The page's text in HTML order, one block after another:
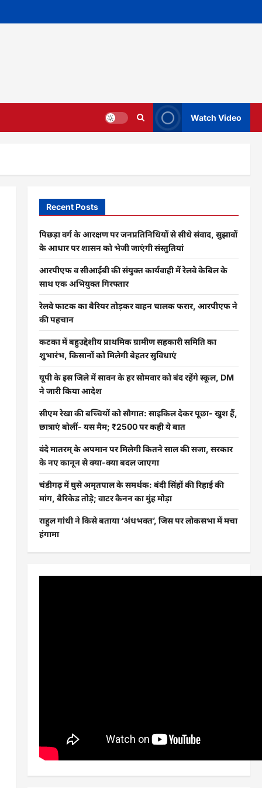
Watch Video
Recent Posts
पिछड़ा वर्ग के आरक्षण पर जनप्रतिनिधियों से सीधे संवाद, सुझावों
के आधार पर शासन को भेजी जाएंगी संस्तुतियां
आरपीएफ व सीआईबी की संयुक्त कार्यवाही में रेलवे केबिल के
साथ एक अभियुक्त गिरफ्तार
रेलवे फाटक का बैरियर तोड़कर वाहन चालक फरार, आरपीएफ ने
की पहचान
कटका में बहुउद्देशीय प्राथमिक ग्रामीण सहकारी समिति का
शुभारंभ, किसानों को मिलेगी बेहतर सुविधाएं
यूपी के इस जिले में सावन के हर सोमवार को बंद रहेंगे स्कूल, DM
ने जारी किया आदेश
सीएम रेखा की बच्चियों को सौगात: साइकिल देकर पूछा- खुश हैं,
छात्राएं बोलीं- यस मैम; ₹2500 पर कही ये बात
वंदे मातरम् के अपमान पर मिलेगी कितने साल की सजा, सरकार
के नए कानून से क्या-क्या बदल जाएगा
चंडीगढ़ में घुसे अमृतपाल के समर्थक: बंदी सिंहों की रिहाई की
मांग, बैरिकेड तोड़े; वाटर कैनन का मुंह मोड़ा
राहुल गांधी ने किसे बताया ‘अंधभक्त’, जिस पर लोकसभा में मचा
हंगामा